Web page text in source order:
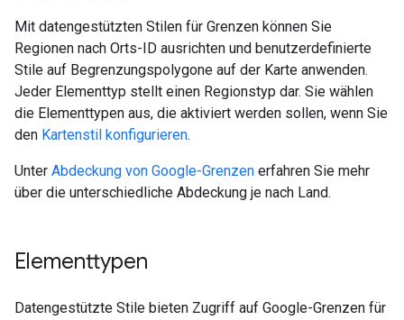
Mit datengestützten Stilen für Grenzen können Sie
Regionen nach Orts-ID ausrichten und benutzerdefinierte
Stile auf Begrenzungspolygone auf der Karte anwenden.
Jeder Elementtyp stellt einen Regionstyp dar. Sie wählen
die Elementtypen aus, die aktiviert werden sollen, wenn Sie
den Kartenstil konfigurieren.
Unter Abdeckung von Google-Grenzen erfahren Sie mehr
über die unterschiedliche Abdeckung je nach Land.
Elementtypen
Datengestützte Stile bieten Zugriff auf Google-Grenzen für